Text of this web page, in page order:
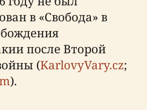
в «Свобода» в
после Второй
(KarlovyVary.cz;
).